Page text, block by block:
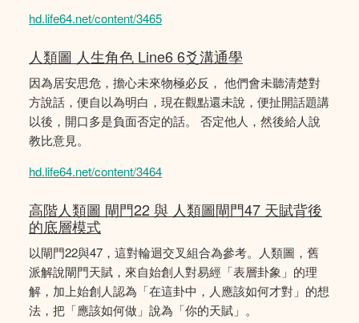
hd.life64.net/content/3465
人類圖 人生角色 Line6 6爻溝通學
因為居安思危，擔心未來物極必反， 他們會未聽清楚對
方說話，便自以為明白，現在觀點還未說，便扯開話題講
以後，開口多是負面否定的話。 否定他人，然後給人說
教比意見。
hd.life64.net/content/3464
高階人類圖 閘門22 與 人類圖閘門47 天賦背後
的底層模式
以閘門22與47，這對輪迴交叉組合為參考。人類圖，舊
派解說閘門天賦，來自始創人對易經「表層卦象」的理
解，加上始創人認為「在這卦中，人應該如何才對」的想
法，把「應該如何做」說為「你的天賦」。